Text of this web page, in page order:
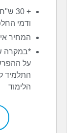
+
ודמי
המחיר
*במקרה
על
התלמיד
הלימוד